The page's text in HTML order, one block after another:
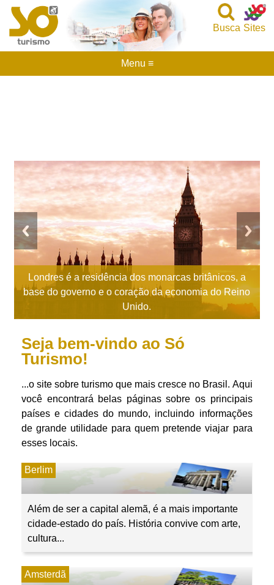
Sites
Busca
Londres é a residência dos monarcas britânicos, a
base do governo e o coração da economia do Reino
Unido.
Seja bem-vindo ao Só
Turismo!
...o site sobre turismo que mais cresce no Brasil. Aqui
você encontrará belas páginas sobre os principais
países e cidades do mundo, incluindo informações
de grande utilidade para quem pretende viajar para
esses locais.
Berlim
Além de ser a capital alemã, é a mais importante
cidade-estado do país. História convive com arte,
cultura...
Amsterdã